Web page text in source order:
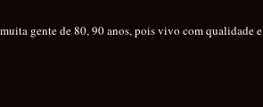
gente de 80, 90 anos, pois vivo com qualidade e